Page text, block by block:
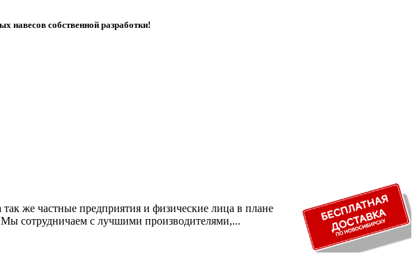
собственной разработки!
же частные предприятия и физические лица в плане
сотрудничаем с лучшими производителями,...